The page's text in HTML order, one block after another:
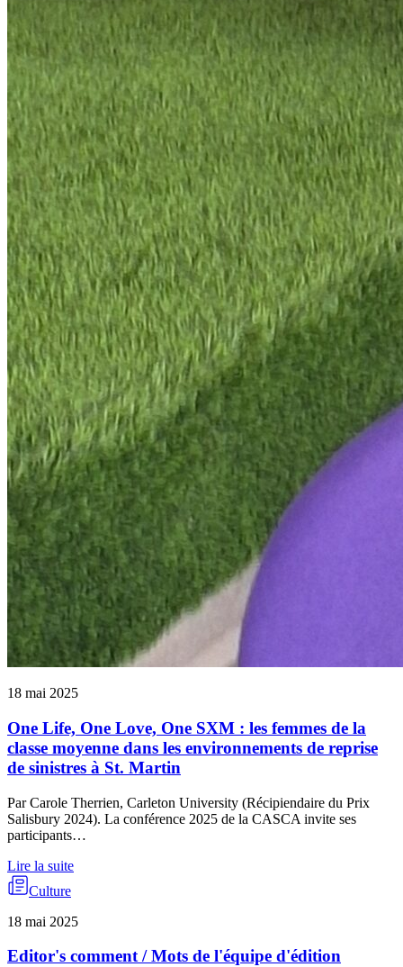
18 mai 2025
One Life, One Love, One SXM : les femmes de la
classe moyenne dans les environnements de reprise
de sinistres à St. Martin
Par Carole Therrien, Carleton University (Récipiendaire du Prix
Salisbury 2024). La conférence 2025 de la CASCA invite ses
participants…
Lire la suite
Culture
18 mai 2025
Editor's comment / Mots de l'équipe d'édition